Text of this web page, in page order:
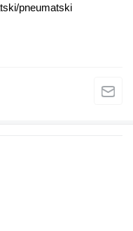
pneumatski